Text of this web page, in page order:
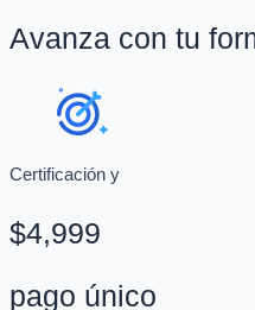
Avanza con tu
Certificación y
$4,999
pago único